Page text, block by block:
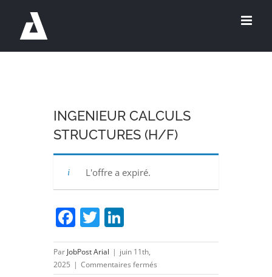
contenu
INGENIEUR CALCULS
STRUCTURES (H/F)
L'offre a expiré.
Facebook
Twitter
Par JobPost Arial | juin 11th,
2025 | Commentaires fermés